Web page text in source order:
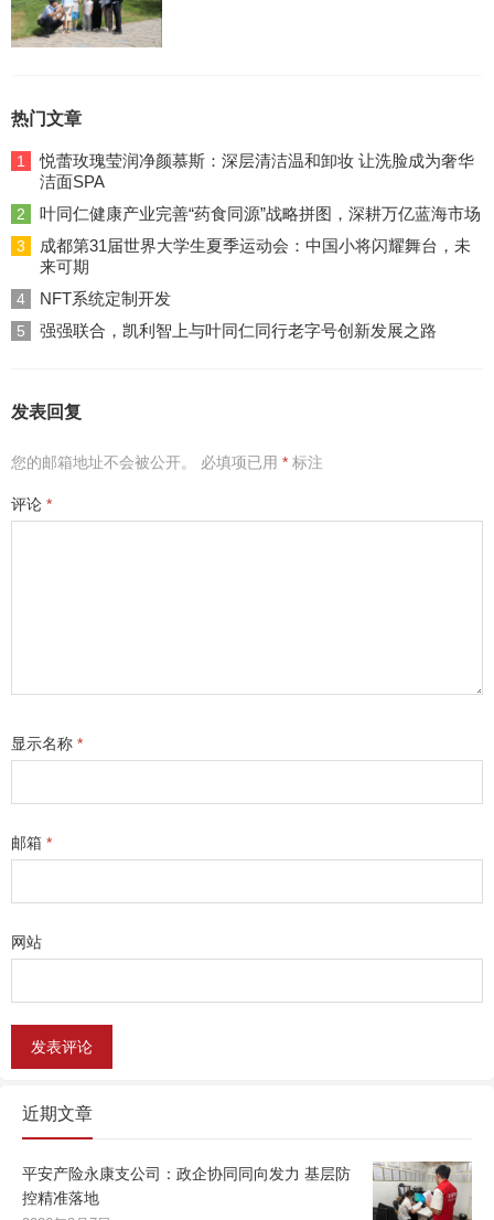
热门文章
1
悦蕾玫瑰莹润净颜慕斯：深层清洁温和卸妆 让洗脸成为奢华
洁面SPA
2 叶同仁健康产业完善“药食同源”战略拼图，深耕万亿蓝海市场
3
成都第31届世界大学生夏季运动会：中国小将闪耀舞台，未
来可期
4 NFT系统定制开发
5 强强联合，凯利智上与叶同仁同行老字号创新发展之路
发表回复
您的邮箱地址不会被公开。 必填项已用 * 标注
评论 *
显示名称 *
邮箱 *
网站
近期文章
平安产险永康支公司：政企协同同向发力 基层防
控精准落地